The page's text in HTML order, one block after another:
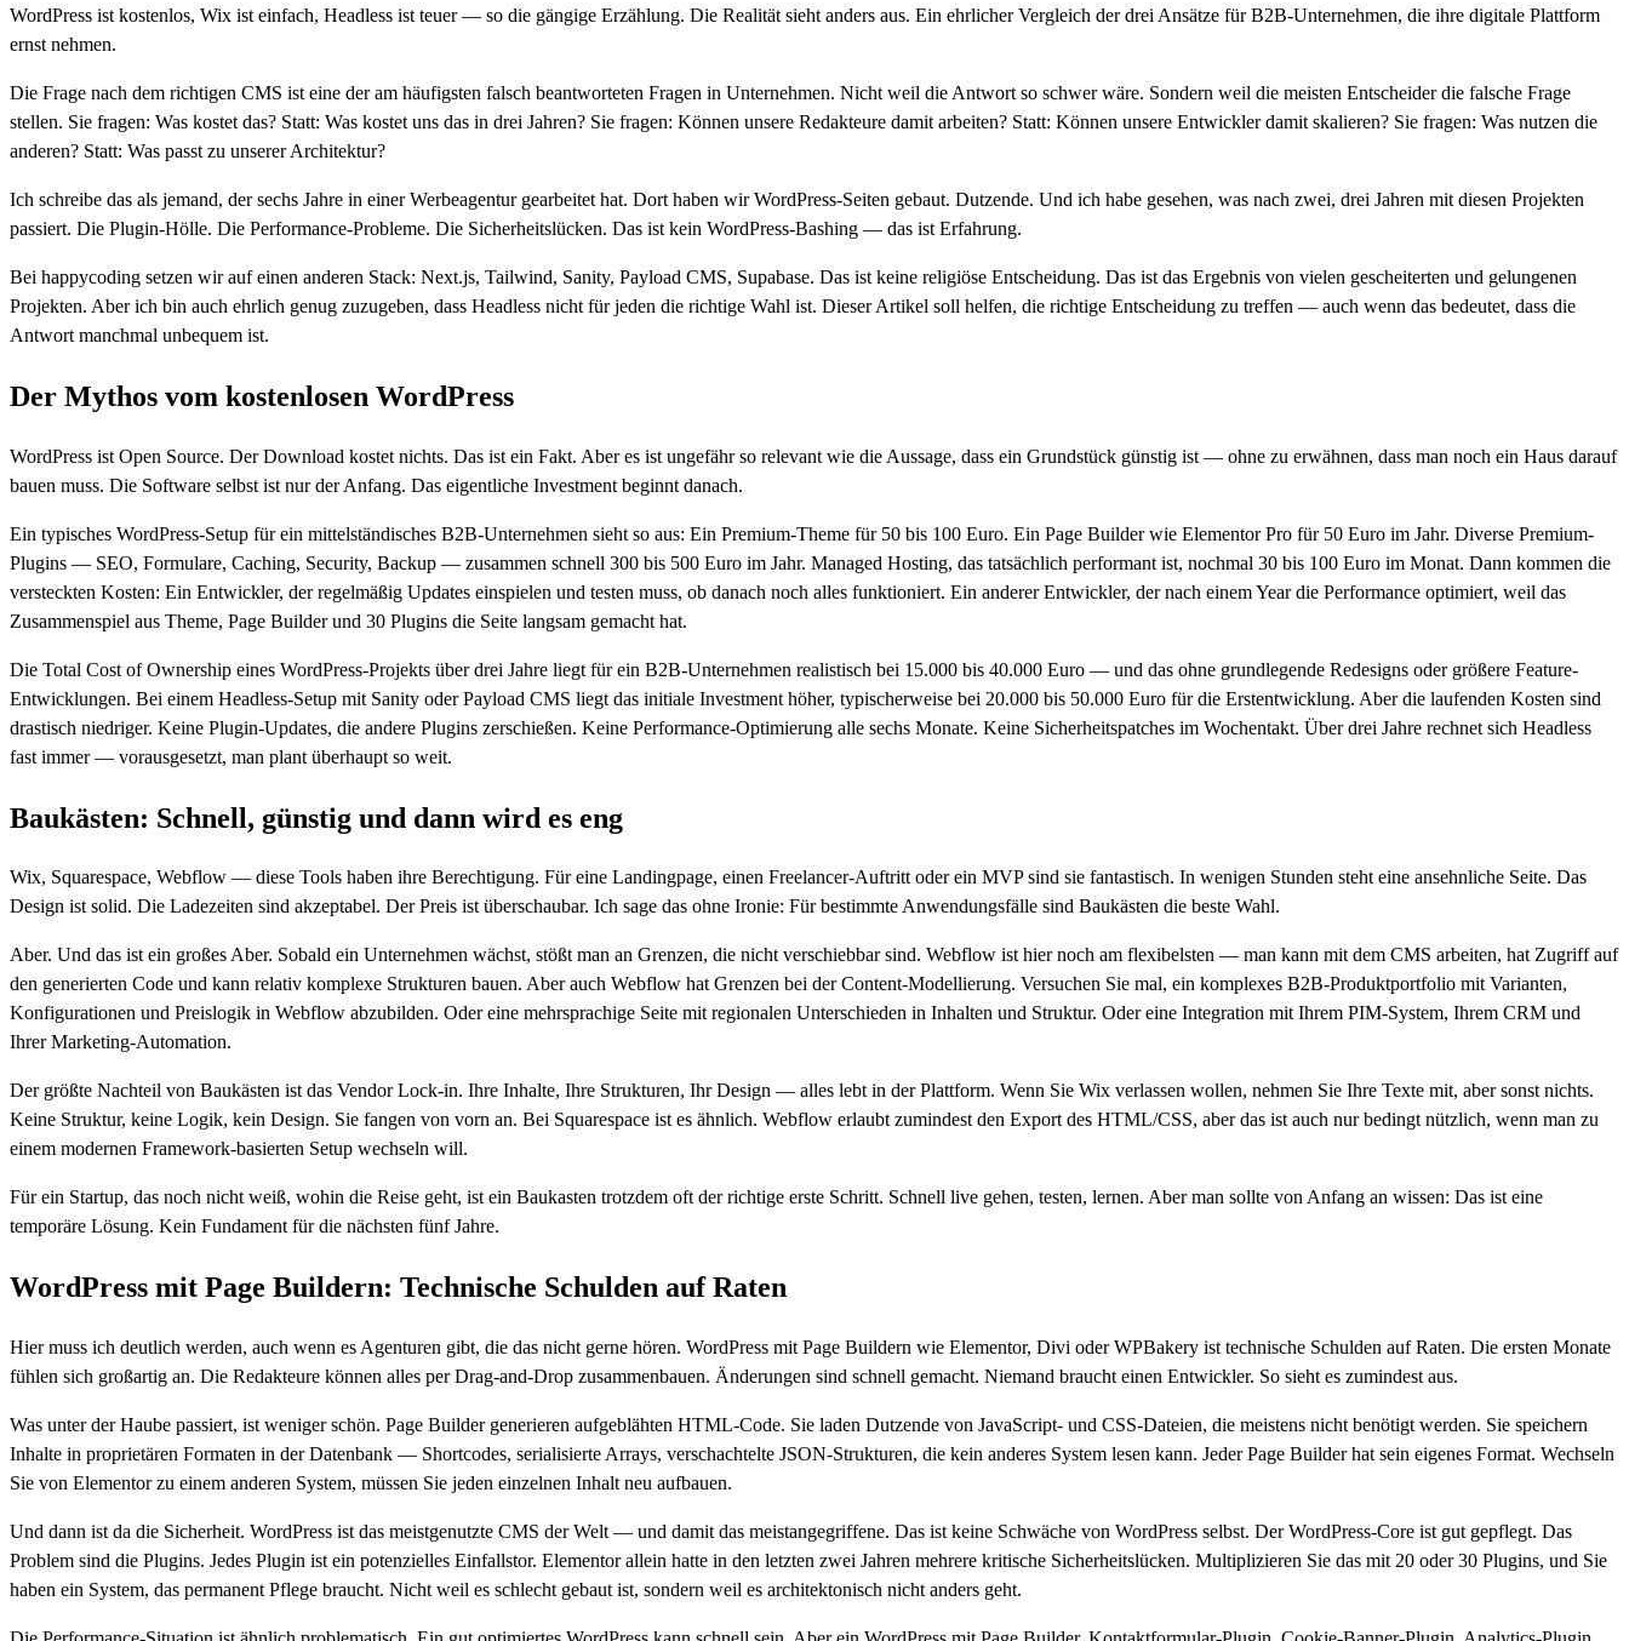
WordPress ist kostenlos, Wix ist einfach, Headless ist teuer — so die gängige Erzählung. Die Realität sieht anders aus. Ein ehrlicher Vergleich der drei Ansätze für B2B-Unternehmen, die ihre digitale Plattform
ernst nehmen.
Die Frage nach dem richtigen CMS ist eine der am häufigsten falsch beantworteten Fragen in Unternehmen. Nicht weil die Antwort so schwer wäre. Sondern weil die meisten Entscheider die falsche Frage
stellen. Sie fragen: Was kostet das? Statt: Was kostet uns das in drei Jahren? Sie fragen: Können unsere Redakteure damit arbeiten? Statt: Können unsere Entwickler damit skalieren? Sie fragen: Was nutzen die
anderen? Statt: Was passt zu unserer Architektur?
Ich schreibe das als jemand, der sechs Jahre in einer Werbeagentur gearbeitet hat. Dort haben wir WordPress-Seiten gebaut. Dutzende. Und ich habe gesehen, was nach zwei, drei Jahren mit diesen Projekten
passiert. Die Plugin-Hölle. Die Performance-Probleme. Die Sicherheitslücken. Das ist kein WordPress-Bashing — das ist Erfahrung.
Bei happycoding setzen wir auf einen anderen Stack: Next.js, Tailwind, Sanity, Payload CMS, Supabase. Das ist keine religiöse Entscheidung. Das ist das Ergebnis von vielen gescheiterten und gelungenen
Projekten. Aber ich bin auch ehrlich genug zuzugeben, dass Headless nicht für jeden die richtige Wahl ist. Dieser Artikel soll helfen, die richtige Entscheidung zu treffen — auch wenn das bedeutet, dass die
Antwort manchmal unbequem ist.
Der Mythos vom kostenlosen WordPress
WordPress ist Open Source. Der Download kostet nichts. Das ist ein Fakt. Aber es ist ungefähr so relevant wie die Aussage, dass ein Grundstück günstig ist — ohne zu erwähnen, dass man noch ein Haus darauf
bauen muss. Die Software selbst ist nur der Anfang. Das eigentliche Investment beginnt danach.
Ein typisches WordPress-Setup für ein mittelständisches B2B-Unternehmen sieht so aus: Ein Premium-Theme für 50 bis 100 Euro. Ein Page Builder wie Elementor Pro für 50 Euro im Jahr. Diverse Premium-
Plugins — SEO, Formulare, Caching, Security, Backup — zusammen schnell 300 bis 500 Euro im Jahr. Managed Hosting, das tatsächlich performant ist, nochmal 30 bis 100 Euro im Monat. Dann kommen die
versteckten Kosten: Ein Entwickler, der regelmäßig Updates einspielen und testen muss, ob danach noch alles funktioniert. Ein anderer Entwickler, der nach einem Year die Performance optimiert, weil das
Zusammenspiel aus Theme, Page Builder und 30 Plugins die Seite langsam gemacht hat.
Die Total Cost of Ownership eines WordPress-Projekts über drei Jahre liegt für ein B2B-Unternehmen realistisch bei 15.000 bis 40.000 Euro — und das ohne grundlegende Redesigns oder größere Feature-
Entwicklungen. Bei einem Headless-Setup mit Sanity oder Payload CMS liegt das initiale Investment höher, typischerweise bei 20.000 bis 50.000 Euro für die Erstentwicklung. Aber die laufenden Kosten sind
drastisch niedriger. Keine Plugin-Updates, die andere Plugins zerschießen. Keine Performance-Optimierung alle sechs Monate. Keine Sicherheitspatches im Wochentakt. Über drei Jahre rechnet sich Headless
fast immer — vorausgesetzt, man plant überhaupt so weit.
Baukästen: Schnell, günstig und dann wird es eng
Wix, Squarespace, Webflow — diese Tools haben ihre Berechtigung. Für eine Landingpage, einen Freelancer-Auftritt oder ein MVP sind sie fantastisch. In wenigen Stunden steht eine ansehnliche Seite. Das
Design ist solid. Die Ladezeiten sind akzeptabel. Der Preis ist überschaubar. Ich sage das ohne Ironie: Für bestimmte Anwendungsfälle sind Baukästen die beste Wahl.
Aber. Und das ist ein großes Aber. Sobald ein Unternehmen wächst, stößt man an Grenzen, die nicht verschiebbar sind. Webflow ist hier noch am flexibelsten — man kann mit dem CMS arbeiten, hat Zugriff auf
den generierten Code und kann relativ komplexe Strukturen bauen. Aber auch Webflow hat Grenzen bei der Content-Modellierung. Versuchen Sie mal, ein komplexes B2B-Produktportfolio mit Varianten,
Konfigurationen und Preislogik in Webflow abzubilden. Oder eine mehrsprachige Seite mit regionalen Unterschieden in Inhalten und Struktur. Oder eine Integration mit Ihrem PIM-System, Ihrem CRM und
Ihrer Marketing-Automation.
Der größte Nachteil von Baukästen ist das Vendor Lock-in. Ihre Inhalte, Ihre Strukturen, Ihr Design — alles lebt in der Plattform. Wenn Sie Wix verlassen wollen, nehmen Sie Ihre Texte mit, aber sonst nichts.
Keine Struktur, keine Logik, kein Design. Sie fangen von vorn an. Bei Squarespace ist es ähnlich. Webflow erlaubt zumindest den Export des HTML/CSS, aber das ist auch nur bedingt nützlich, wenn man zu
einem modernen Framework-basierten Setup wechseln will.
Für ein Startup, das noch nicht weiß, wohin die Reise geht, ist ein Baukasten trotzdem oft der richtige erste Schritt. Schnell live gehen, testen, lernen. Aber man sollte von Anfang an wissen: Das ist eine
temporäre Lösung. Kein Fundament für die nächsten fünf Jahre.
WordPress mit Page Buildern: Technische Schulden auf Raten
Hier muss ich deutlich werden, auch wenn es Agenturen gibt, die das nicht gerne hören. WordPress mit Page Buildern wie Elementor, Divi oder WPBakery ist technische Schulden auf Raten. Die ersten Monate
fühlen sich großartig an. Die Redakteure können alles per Drag-and-Drop zusammenbauen. Änderungen sind schnell gemacht. Niemand braucht einen Entwickler. So sieht es zumindest aus.
Was unter der Haube passiert, ist weniger schön. Page Builder generieren aufgeblähten HTML-Code. Sie laden Dutzende von JavaScript- und CSS-Dateien, die meistens nicht benötigt werden. Sie speichern
Inhalte in proprietären Formaten in der Datenbank — Shortcodes, serialisierte Arrays, verschachtelte JSON-Strukturen, die kein anderes System lesen kann. Jeder Page Builder hat sein eigenes Format. Wechseln
Sie von Elementor zu einem anderen System, müssen Sie jeden einzelnen Inhalt neu aufbauen.
Und dann ist da die Sicherheit. WordPress ist das meistgenutzte CMS der Welt — und damit das meistangegriffene. Das ist keine Schwäche von WordPress selbst. Der WordPress-Core ist gut gepflegt. Das
Problem sind die Plugins. Jedes Plugin ist ein potenzielles Einfallstor. Elementor allein hatte in den letzten zwei Jahren mehrere kritische Sicherheitslücken. Multiplizieren Sie das mit 20 oder 30 Plugins, und Sie
haben ein System, das permanent Pflege braucht. Nicht weil es schlecht gebaut ist, sondern weil es architektonisch nicht anders geht.